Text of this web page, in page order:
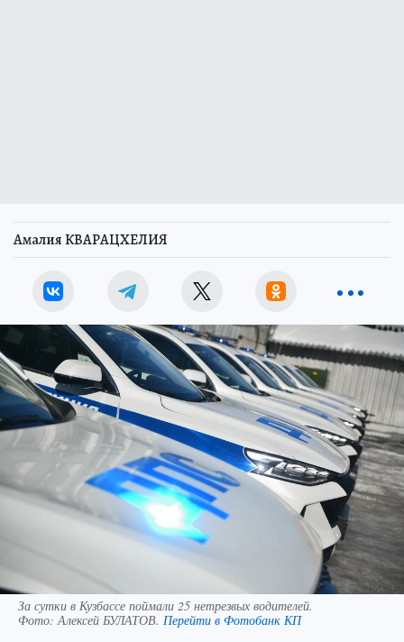
Амалия КВАРАЦХЕЛИЯ
За сутки в Кузбассе поймали 25 нетрезвых водителей.
Фото:Алексей БУЛАТОВ. Перейти в Фотобанк КП